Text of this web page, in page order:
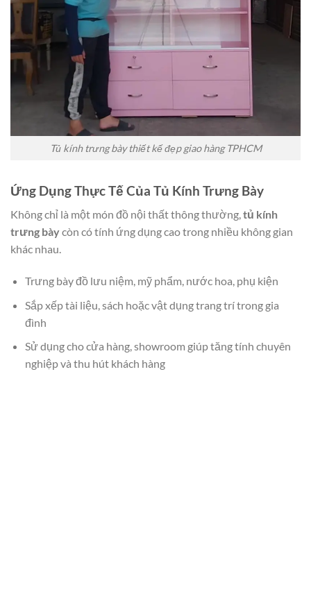
Tủ kính trưng bày thiết kế đẹp giao hàng TPHCM
Ứng Dụng Thực Tế Của Tủ Kính Trưng Bày
Không chỉ là một món đồ nội thất thông thường,tủ kính
trưng bàycòn có tính ứng dụng cao trong nhiều không gian
khác nhau.
Trưng bày đồ lưu niệm, mỹ phẩm, nước hoa, phụ kiện
Sắp xếp tài liệu, sách hoặc vật dụng trang trí trong gia
đình
Sử dụng cho cửa hàng, showroom giúp tăng tính chuyên
nghiệp và thu hút khách hàng